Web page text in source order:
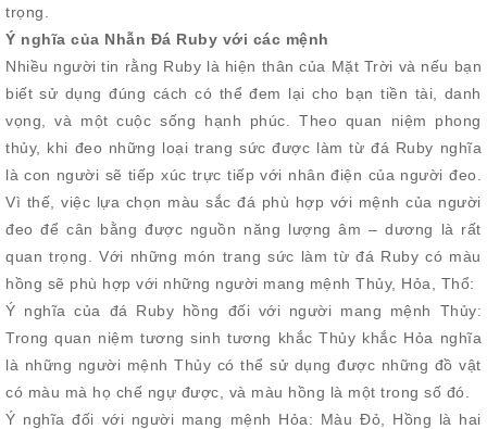
trọng.
Ý nghĩa của Nhẫn Đá Ruby với các mệnh
Nhiều người tin rằng Ruby là hiện thân của Mặt Trời và nếu bạn
biết sử dụng đúng cách có thể đem lại cho bạn tiền tài, danh
vọng, và một cuộc sống hạnh phúc. Theo quan niệm phong
thủy, khi đeo những loại trang sức được làm từ đá Ruby nghĩa
là con người sẽ tiếp xúc trực tiếp với nhân điện của người đeo.
Vì thế, việc lựa chọn màu sắc đá phù hợp với mệnh của người
đeo để cân bằng được nguồn năng lượng âm – dương là rất
quan trọng. Với những món trang sức làm từ đá Ruby có màu
hồng sẽ phù hợp với những người mang mệnh Thủy, Hỏa, Thổ:
Ý nghĩa của đá Ruby hồng đối với người mang mệnh Thủy:
Trong quan niệm tương sinh tương khắc Thủy khắc Hỏa nghĩa
là những người mệnh Thủy có thể sử dụng được những đồ vật
có màu mà họ chế ngự được, và màu hồng là một trong số đó.
Ý nghĩa đối với người mang mệnh Hỏa: Màu Đỏ, Hồng là hai